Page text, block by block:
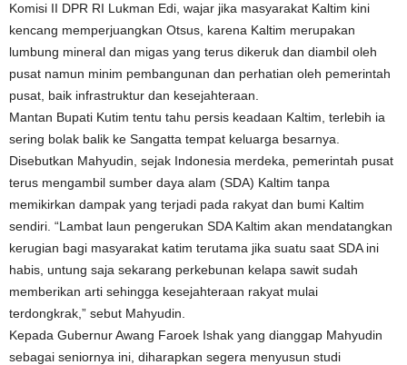
Komisi II DPR RI Lukman Edi, wajar jika masyarakat Kaltim kini
kencang memperjuangkan Otsus, karena Kaltim merupakan
lumbung mineral dan migas yang terus dikeruk dan diambil oleh
pusat namun minim pembangunan dan perhatian oleh pemerintah
pusat, baik infrastruktur dan kesejahteraan.
Mantan Bupati Kutim tentu tahu persis keadaan Kaltim, terlebih ia
sering bolak balik ke Sangatta tempat keluarga besarnya.
Disebutkan Mahyudin, sejak Indonesia merdeka, pemerintah pusat
terus mengambil sumber daya alam (SDA) Kaltim tanpa
memikirkan dampak yang terjadi pada rakyat dan bumi Kaltim
sendiri. “Lambat laun pengerukan SDA Kaltim akan mendatangkan
kerugian bagi masyarakat katim terutama jika suatu saat SDA ini
habis, untung saja sekarang perkebunan kelapa sawit sudah
memberikan arti sehingga kesejahteraan rakyat mulai
terdongkrak,” sebut Mahyudin.
Kepada Gubernur Awang Faroek Ishak yang dianggap Mahyudin
sebagai seniornya ini, diharapkan segera menyusun studi